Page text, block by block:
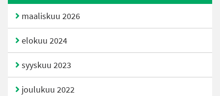
maaliskuu 2026
elokuu 2024
syyskuu 2023
joulukuu 2022